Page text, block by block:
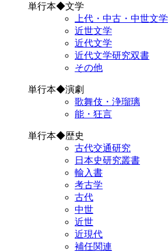
単行本◆文学
上代・中古・中世文学
近世文学
近代文学
近代文学研究双書
その他
単行本◆演劇
歌舞伎・浄瑠璃
能・狂言
単行本◆歴史
古代交通研究
日本史研究叢書
輸入書
考古学
古代
中世
近世
近現代
補任関連